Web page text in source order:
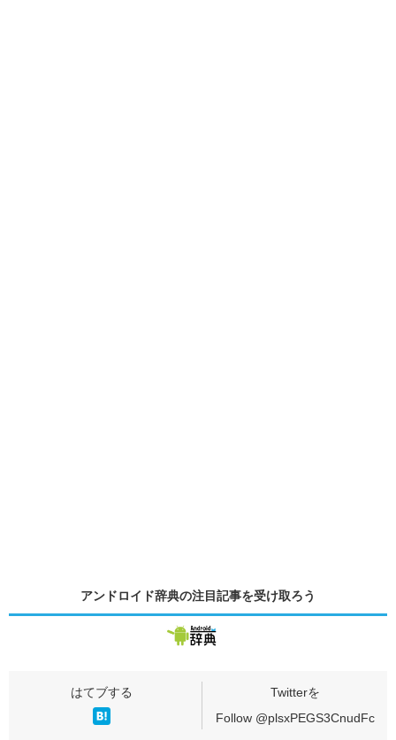
アンドロイド辞典の注目記事を受け取ろう
Follow @plsxPEGS3CnudFc